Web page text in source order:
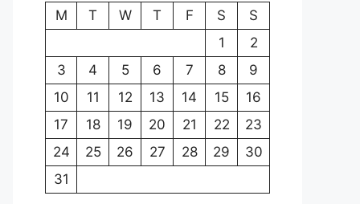
M
T W T F S
S
1
2
3
4 5 6 7 8
9
10
11 12 13 14 15
16
17
18 19 20 21 22
23
24
25 26 27 28 29
30
31